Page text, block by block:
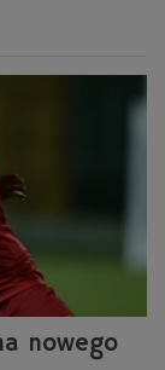
nowego